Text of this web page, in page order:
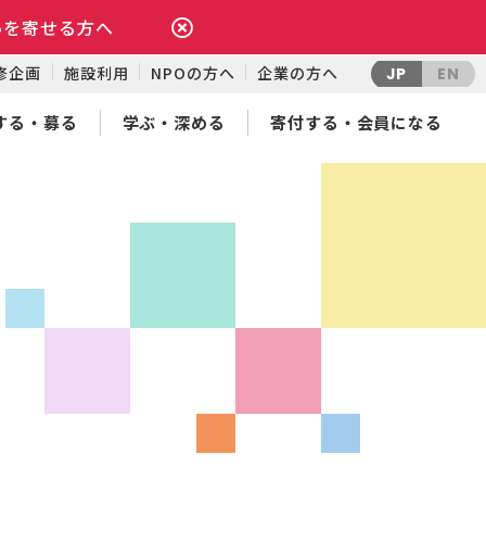
寄せる方へ
企画 施設利用 NPOの方へ 企業の方へ JP EN
る・募る 学ぶ・深める 寄付する・会員になる